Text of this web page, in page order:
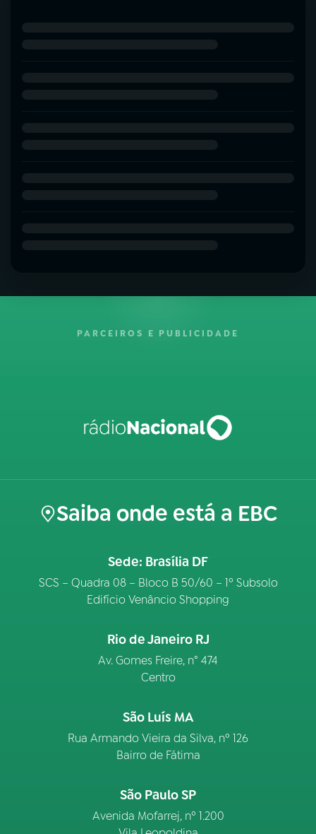
PARCEIROS E PUBLICIDADE
Saiba onde está a EBC
Sede: Brasília DF
SCS – Quadra 08 – Bloco B 50/60 – 1º Subsolo
Edifício Venâncio Shopping
Rio de Janeiro RJ
Av. Gomes Freire, n° 474
Centro
São Luís MA
Rua Armando Vieira da Silva, nº 126
Bairro de Fátima
São Paulo SP
Avenida Mofarrej, nº 1.200